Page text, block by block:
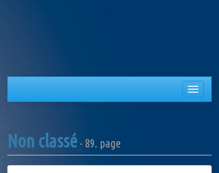
Afficher/
la
Non classé - 89. page